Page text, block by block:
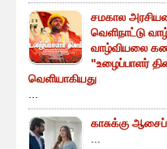
சமகால
வெளிநாட்டு
வாழ்வியலை
"உழைப்பாளர்
வெளியாகியது
காசுக்கு